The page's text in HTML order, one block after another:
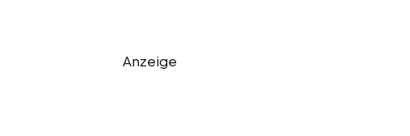
Anzeige